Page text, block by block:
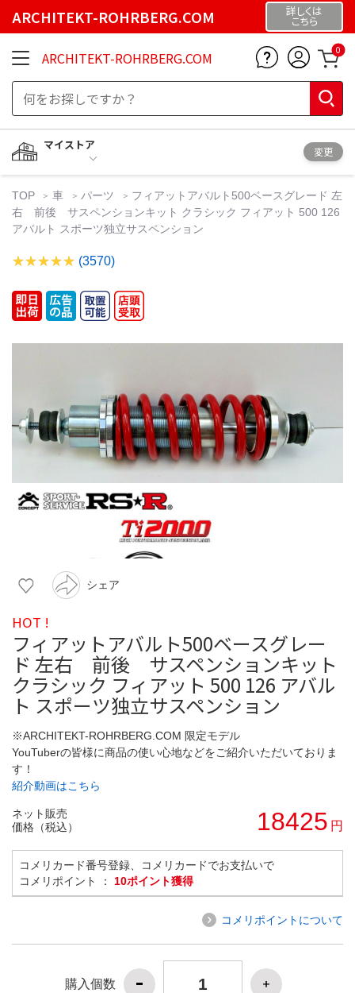
ARCHITEKT-ROHRBERG.COM 詳しくは
こちら
ARCHITEKT-ROHRBERG.COM 0
マイストア
変更
TOP 車 パーツ
フィアットアバルト500ベースグレード 左
右 前後 サスペンションキット クラシック フィアット 500 126
アバルト スポーツ独立サスペンション
(3570)
シェア
HOT !
フィアットアバルト500ベースグレー
ド 左右 前後 サスペンションキット
クラシック フィアット 500 126 アバル
ト スポーツ独立サスペンション
※ARCHITEKT-ROHRBERG.COM 限定モデル
YouTuberの皆様に商品の使い心地などをご紹介いただいておりま
す！
紹介動画はこちら
ネット販売
価格（税込）
18425 円
コメリカード番号登録、コメリカードでお支払いで
コメリポイント ： 10ポイント獲得
コメリポイントについて
購入個数